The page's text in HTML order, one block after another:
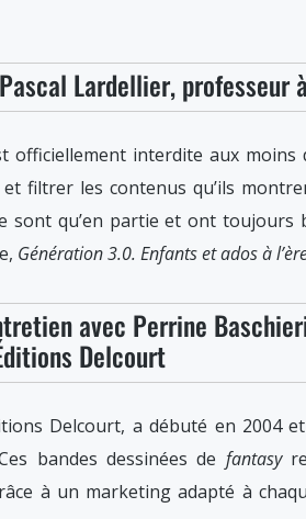
Lardellier, professeur à
officiellement interdite aux
filtrer les contenus qu’ils
sont qu’en partie et ont toujours
Génération 3.0. Enfants et ados à
avec Perrine
Delcourt
Delcourt, a débuté en 2004
bandes dessinées de fantasy
à un marketing adapté à